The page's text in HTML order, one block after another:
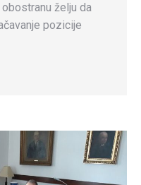
želju da
pozicije